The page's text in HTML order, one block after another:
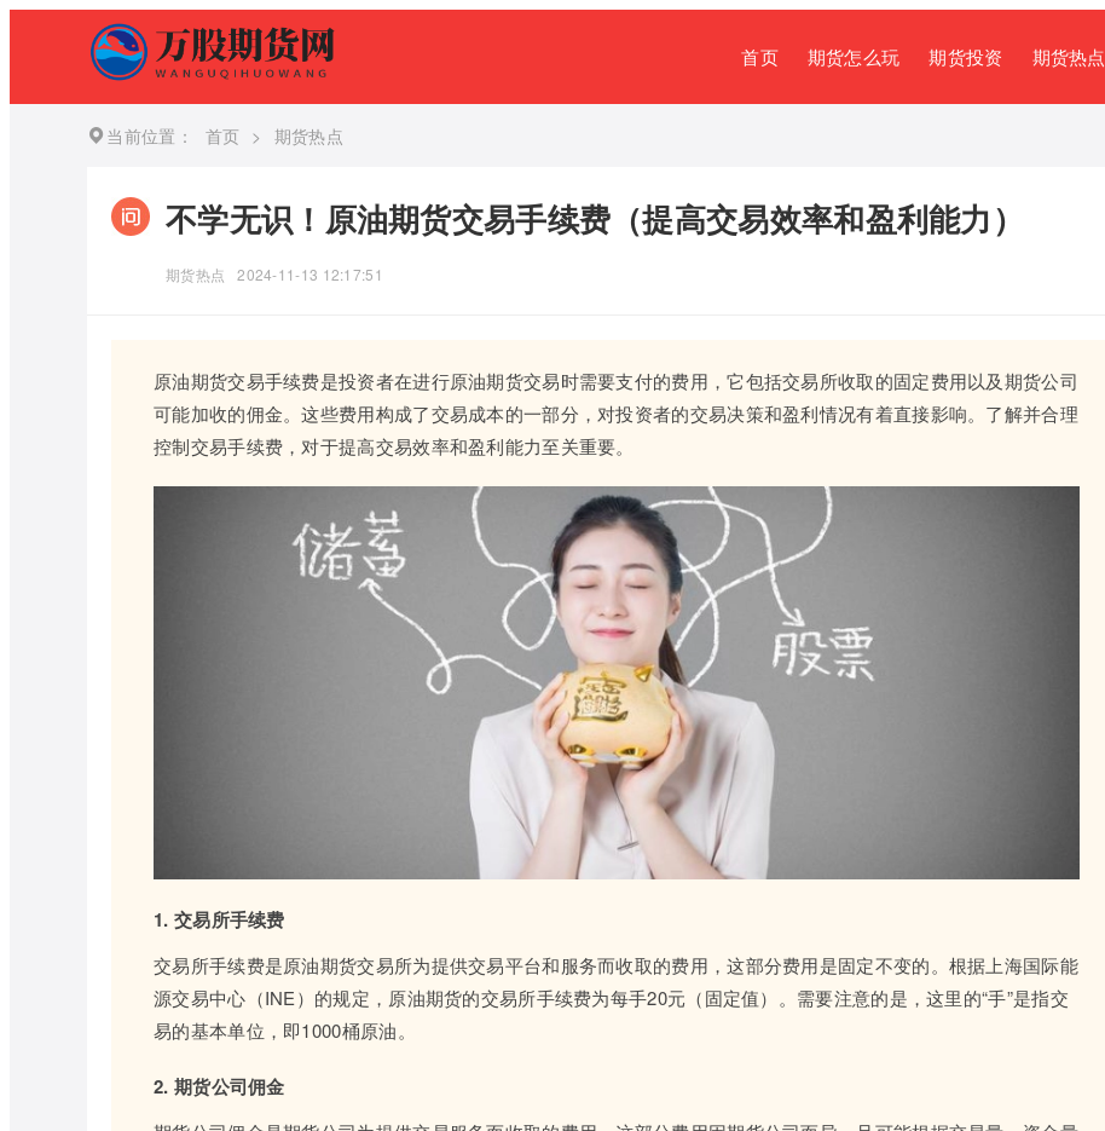
首页 期货怎么玩 期货投资 期货热点
当前位置： 首页 > 期货热点
不学无识！原油期货交易手续费（提高交易效率和盈利能力）
期货热点 2024-11-13 12:17:51
原油期货交易手续费是投资者在进行原油期货交易时需要支付的费用，它包括交易所收取的固定费用以及期货公司
可能加收的佣金。这些费用构成了交易成本的一部分，对投资者的交易决策和盈利情况有着直接影响。了解并合理
控制交易手续费，对于提高交易效率和盈利能力至关重要。
1. 交易所手续费
交易所手续费是原油期货交易所为提供交易平台和服务而收取的费用，这部分费用是固定不变的。根据上海国际能
源交易中心（INE）的规定，原油期货的交易所手续费为每手20元（固定值）。需要注意的是，这里的“手”是指交
易的基本单位，即1000桶原油。
2. 期货公司佣金